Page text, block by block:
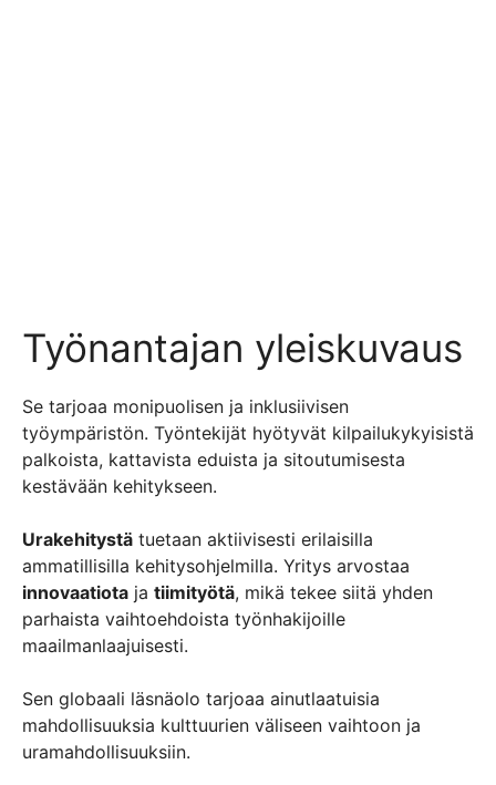
Työnantajan yleiskuvaus
Se tarjoaa monipuolisen ja inklusiivisen
työympäristön. Työntekijät hyötyvät kilpailukykyisistä
palkoista, kattavista eduista ja sitoutumisesta
kestävään kehitykseen.
Urakehitystä tuetaan aktiivisesti erilaisilla
ammatillisilla kehitysohjelmilla. Yritys arvostaa
innovaatiota ja tiimityötä, mikä tekee siitä yhden
parhaista vaihtoehdoista työnhakijoille
maailmanlaajuisesti.
Sen globaali läsnäolo tarjoaa ainutlaatuisia
mahdollisuuksia kulttuurien väliseen vaihtoon ja
uramahdollisuuksiin.